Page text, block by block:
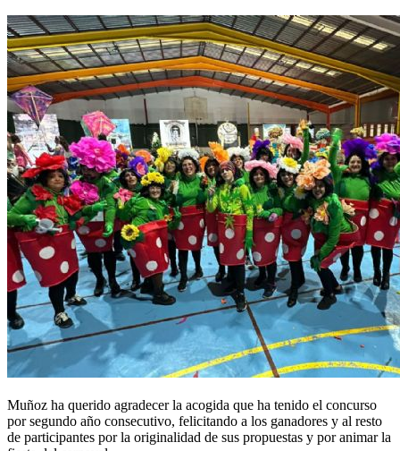
Muñoz ha querido agradecer la acogida que ha tenido el concurso
por segundo año consecutivo, felicitando a los ganadores y al resto
de participantes por la originalidad de sus propuestas y por animar la